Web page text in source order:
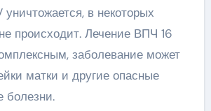
уничтожается, в некоторых
происходит. Лечение ВПЧ 16
заболевание может
матки и другие опасные
болезни.